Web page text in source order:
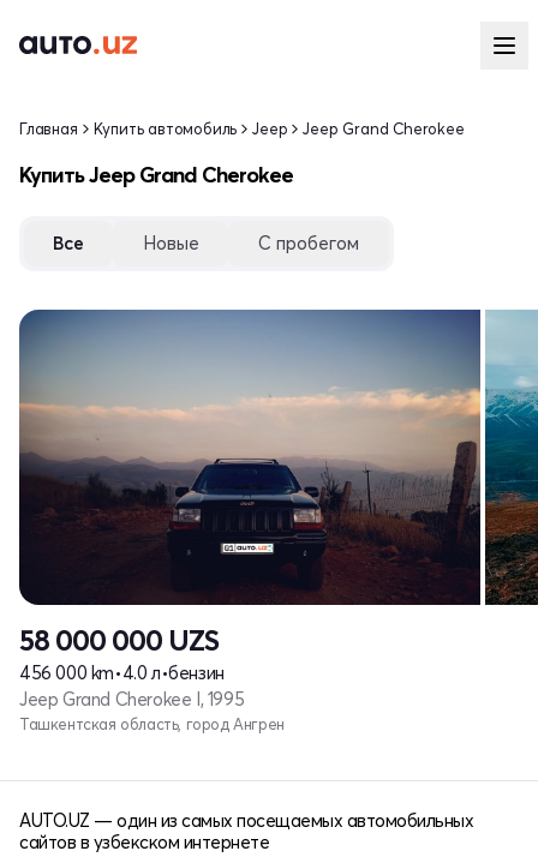
Главная Купить автомобиль Jeep Jeep Grand Cherokee
Купить Jeep Grand Cherokee
Все Новые С пробегом
58 000 000 UZS
456 000 km•4.0 л•бензин
Jeep Grand Cherokee I, 1995
Ташкентская область, город Ангрен
AUTO.UZ — один из самых посещаемых автомобильных
сайтов в узбекском интернете